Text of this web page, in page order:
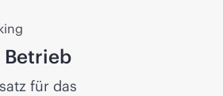
für das